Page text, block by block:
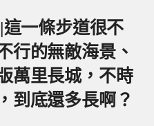
一條步道很不
行的無敵海景、
萬里長城，不時
到底還多長啊？